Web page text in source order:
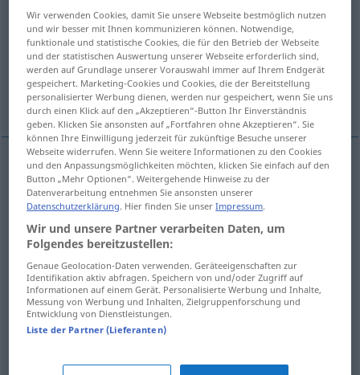
roulette [ʀulɛt]f
Übersicht aller Übersetzungen
(Für mehr Details die Übersetzung anklicken/antippen)
Rolle Rädchen, Bohrer Roulette
Rollef roulettede meubles
Rädchenn roulette outil
Bohrerm roulette de dentiste
Wir verwenden Cookies, damit Sie unsere Webseite bestmöglich nutzen
und wir besser mit Ihnen kommunizieren können. Notwendige,
funktionale und statistische Cookies, die für den Betrieb der Webseite
und der statistischen Auswertung unserer Webseite erforderlich sind,
werden auf Grundlage unserer Vorauswahl immer auf Ihrem Endgerät
gespeichert. Marketing-Cookies und Cookies, die der Bereitstellung
personalisierter Werbung dienen, werden nur gespeichert, wenn Sie uns
durch einen Klick auf den „Akzeptieren“-Button Ihr Einverständnis
geben. Klicken Sie ansonsten auf „Fortfahren ohne Akzeptieren“. Sie
können Ihre Einwilligung jederzeit für zukünftige Besuche unserer
Webseite widerrufen. Wenn Sie weitere Informationen zu den Cookies
und den Anpassungsmöglichkeiten möchten, klicken Sie einfach auf den
Button „Mehr Optionen“. Weitergehende Hinweise zu der
Datenverarbeitung entnehmen Sie ansonsten unserer
Datenschutzerklärung. Hier finden Sie unserImpressum.
Wir und unsere Partner verarbeiten Daten, um
Folgendes bereitzustellen:
Genaue Geolocation-Daten verwenden. Geräteeigenschaften zur
Identifikation aktiv abfragen. Speichern von und/oder Zugriff auf
Informationen auf einem Gerät. Personalisierte Werbung und Inhalte,
Messung von Werbung und Inhalten, Zielgruppenforschung und
Entwicklung von Dienstleistungen.
Liste der Partner (Lieferanten)